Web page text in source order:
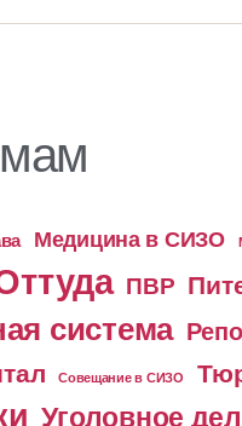
Медицина в СИЗО
ПВР
система
Совещание в СИЗО
Уголовное